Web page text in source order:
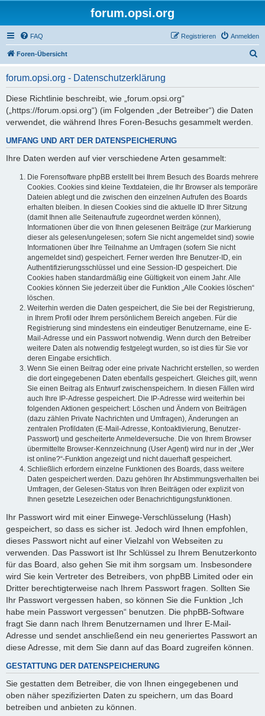
forum.opsi.org
FAQ Anmelden
Registrieren
Foren-Übersicht
forum.opsi.org - Datenschutzerklärung
Diese Richtlinie beschreibt, wie „forum.opsi.org“
(„https://forum.opsi.org“) (im Folgenden „der Betreiber“) die Daten
verwendet, die während Ihres Foren-Besuchs gesammelt werden.
UMFANG UND ART DER DATENSPEICHERUNG
Ihre Daten werden auf vier verschiedene Arten gesammelt:
Die Forensoftware phpBB erstellt bei Ihrem Besuch des Boards mehrere
Cookies. Cookies sind kleine Textdateien, die Ihr Browser als temporäre
Dateien ablegt und die zwischen den einzelnen Aufrufen des Boards
erhalten bleiben. In diesen Cookies sind die aktuelle ID Ihrer Sitzung
(damit Ihnen alle Seitenaufrufe zugeordnet werden können),
Informationen über die von Ihnen gelesenen Beiträge (zur Markierung
dieser als gelesen/ungelesen; sofern Sie nicht angemeldet sind) sowie
Informationen über Ihre Teilnahme an Umfragen (sofern Sie nicht
angemeldet sind) gespeichert. Ferner werden Ihre Benutzer-ID, ein
Authentifizierungsschlüssel und eine Session-ID gespeichert. Die
Cookies haben standardmäßig eine Gültigkeit von einem Jahr. Alle
Cookies können Sie jederzeit über die Funktion „Alle Cookies löschen“
löschen.
Weiterhin werden die Daten gespeichert, die Sie bei der Registrierung,
in Ihrem Profil oder Ihrem persönlichem Bereich angeben. Für die
Registrierung sind mindestens ein eindeutiger Benutzername, eine E-
Mail-Adresse und ein Passwort notwendig. Wenn durch den Betreiber
weitere Daten als notwendig festgelegt wurden, so ist dies für Sie vor
deren Eingabe ersichtlich.
Wenn Sie einen Beitrag oder eine private Nachricht erstellen, so werden
die dort eingegebenen Daten ebenfalls gespeichert. Gleiches gilt, wenn
Sie einen Beitrag als Entwurf zwischenspeichern. In diesen Fällen wird
auch Ihre IP-Adresse gespeichert. Die IP-Adresse wird weiterhin bei
folgenden Aktionen gespeichert: Löschen und Ändern von Beiträgen
(dazu zählen Private Nachrichten und Umfragen), Änderungen an
zentralen Profildaten (E-Mail-Adresse, Kontoaktivierung, Benutzer-
Passwort) und gescheiterte Anmeldeversuche. Die von Ihrem Browser
übermittelte Browser-Kennzeichnung (User Agent) wird nur in der „Wer
ist online?“-Funktion angezeigt und nicht dauerhaft gespeichert.
Schließlich erfordern einzelne Funktionen des Boards, dass weitere
Daten gespeichert werden. Dazu gehören Ihr Abstimmungsverhalten bei
Umfragen, der Gelesen-Status von Ihren Beiträgen oder explizit von
Ihnen gesetzte Lesezeichen oder Benachrichtigungsfunktionen.
Ihr Passwort wird mit einer Einwege-Verschlüsselung (Hash)
gespeichert, so dass es sicher ist. Jedoch wird Ihnen empfohlen,
dieses Passwort nicht auf einer Vielzahl von Webseiten zu
verwenden. Das Passwort ist Ihr Schlüssel zu Ihrem Benutzerkonto
für das Board, also gehen Sie mit ihm sorgsam um. Insbesondere
wird Sie kein Vertreter des Betreibers, von phpBB Limited oder ein
Dritter berechtigterweise nach Ihrem Passwort fragen. Sollten Sie
Ihr Passwort vergessen haben, so können Sie die Funktion „Ich
habe mein Passwort vergessen“ benutzen. Die phpBB-Software
fragt Sie dann nach Ihrem Benutzernamen und Ihrer E-Mail-
Adresse und sendet anschließend ein neu generiertes Passwort an
diese Adresse, mit dem Sie dann auf das Board zugreifen können.
GESTATTUNG DER DATENSPEICHERUNG
Sie gestatten dem Betreiber, die von Ihnen eingegebenen und
oben näher spezifizierten Daten zu speichern, um das Board
betreiben und anbieten zu können.